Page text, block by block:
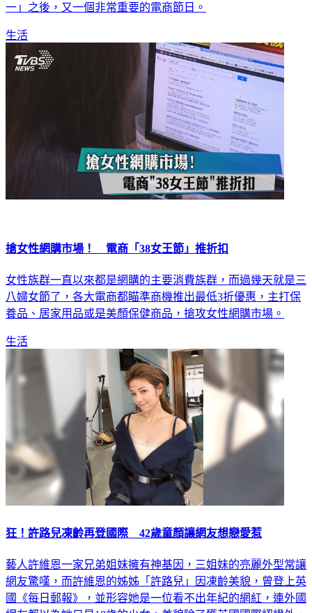
一」之後，又一個非常重要的電商節日。
生活
搶女性網購市場！ 電商「38女王節」推折扣
女性族群一直以來都是網購的主要消費族群，而過幾天就是三
八婦女節了，各大電商都瞄準商機推出最低3折優惠，主打保
養品、居家用品或是美顏保健商品，搶攻女性網購市場。
生活
狂！許路兒凍齡再登國際 42歲童顏讓網友想戀愛惹
藝人許維恩一家兄弟姐妹擁有神基因，三姐妹的亮麗外型常讓
網友驚嘆，而許維恩的姊姊「許路兒」因凍齡美貌，曾登上英
國《每日郵報》，並形容她是一位看不出年紀的網紅，連外國